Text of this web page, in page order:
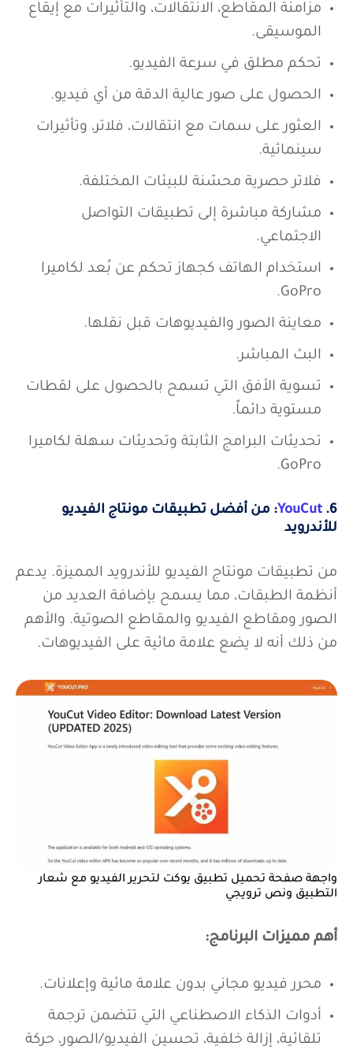
مزامنة المقاطع، الانتقالات، والتأثيرات مع إيقاع
الموسيقى.
تحكم مطلق في سرعة الفيديو.
الحصول على صور عالية الدقة من أي فيديو.
العثور على سمات مع انتقالات، فلاتر، وتأثيرات
سينمائية.
فلاتر حصرية محسّنة للبيئات المختلفة.
مشاركة مباشرة إلى تطبيقات التواصل
الاجتماعي.
استخدام الهاتف كجهاز تحكم عن بُعد لكاميرا
GoPro.
معاينة الصور والفيديوهات قبل نقلها.
البث المباشر.
تسوية الأفق التي تسمح بالحصول على لقطات
مستوية دائماً.
تحديثات البرامج الثابتة وتحديثات سهلة لكاميرا
GoPro.
6.
YouCut: من أفضل تطبيقات مونتاج الفيديو
للأندرويد
من تطبيقات مونتاج الفيديو للأندرويد المميزة. يدعم
أنظمة الطبقات، مما يسمح بإضافة العديد من
الصور ومقاطع الفيديو والمقاطع الصوتية. والأهم
من ذلك أنه لا يضع علامة مائية على الفيديوهات.
واجهة صفحة تحميل تطبيق يوكت لتحرير الفيديو مع شعار
التطبيق ونص ترويجي
أهم مميزات البرنامج:
محرر فيديو مجاني بدون علامة مائية وإعلانات.
أدوات الذكاء الاصطناعي التي تتضمن ترجمة
تلقائية، إزالة خلفية، تحسين الفيديو/الصور، حركة